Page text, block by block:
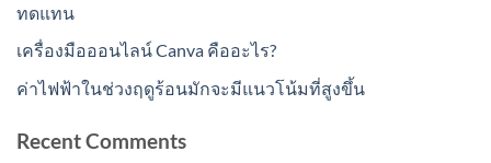
ทดแทน
เครื่องมือออนไลน์ Canva คืออะไร?
ค่าไฟฟ้าในช่วงฤดูร้อนมักจะมีแนวโน้มที่สูงขึ้น
Recent Comments